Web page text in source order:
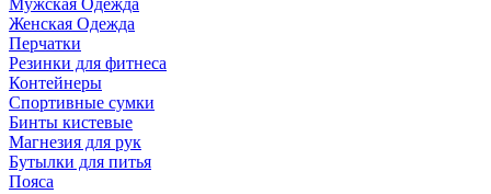
Мужская Одежда
Женская Одежда
Перчатки
Резинки для фитнеса
Контейнеры
Спортивные сумки
Бинты кистевые
Магнезия для рук
Бутылки для питья
Пояса